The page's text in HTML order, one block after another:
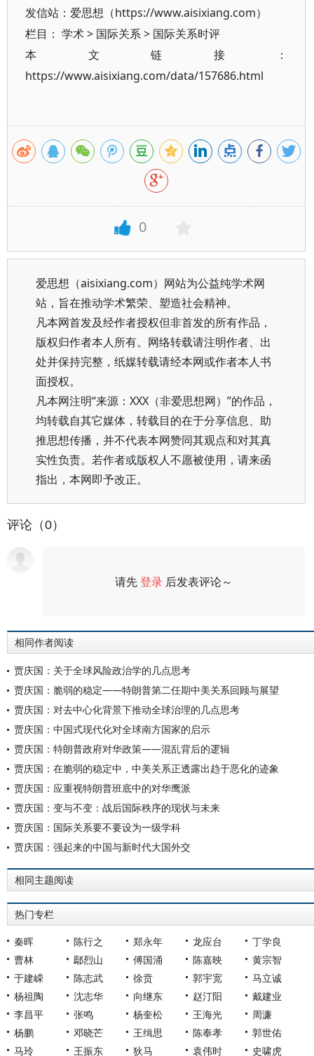
发信站：爱思想（https://www.aisixiang.com）
栏目： 学术> 国际关系> 国际关系时评
本文链接：
https://www.aisixiang.com/data/157686.html
0
爱思想（aisixiang.com）网站为公益纯学术网
站，旨在推动学术繁荣、塑造社会精神。
凡本网首发及经作者授权但非首发的所有作品，
版权归作者本人所有。网络转载请注明作者、出
处并保持完整，纸媒转载请经本网或作者本人书
面授权。
凡本网注明“来源：XXX（非爱思想网）”的作品，
均转载自其它媒体，转载目的在于分享信息、助
推思想传播，并不代表本网赞同其观点和对其真
实性负责。若作者或版权人不愿被使用，请来函
指出，本网即予改正。
评论（0）
请先登录 后发表评论～
相同作者阅读
贾庆国：关于全球风险政治学的几点思考
贾庆国：脆弱的稳定——特朗普第二任期中美关系回顾与展望
贾庆国：对去中心化背景下推动全球治理的几点思考
贾庆国：中国式现代化对全球南方国家的启示
贾庆国：特朗普政府对华政策——混乱背后的逻辑
贾庆国：在脆弱的稳定中，中美关系正透露出趋于恶化的迹象
贾庆国：应重视特朗普班底中的对华鹰派
贾庆国：变与不变：战后国际秩序的现状与未来
贾庆国：国际关系要不要设为一级学科
贾庆国：强起来的中国与新时代大国外交
相同主题阅读
热门专栏
秦晖 陈行之 郑永年 龙应台
丁学良
曹林
鄢烈山 傅国涌 陈嘉映
黄宗智
于建嵘
陈志武 徐贲 郭宇宽
马立诚
杨祖陶
沈志华 向继东 赵汀阳
戴建业
李昌平
张鸣 杨奎松 王海光
周濂
杨鹏
邓晓芒 王缉思 陈奉孝
郭世佑
马玲
王振东 狄马 袁伟时 史啸虎